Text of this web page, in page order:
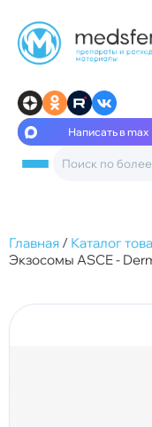
Написать в max
Главная / Каталог
Экзосомы ASCE -